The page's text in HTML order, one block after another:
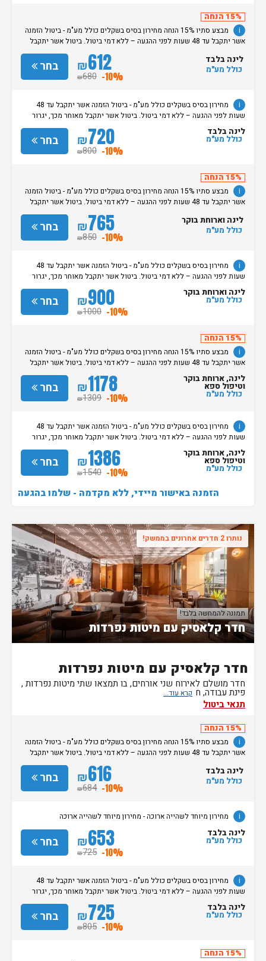
15% הנחה
i
מבצע סתיו 15% הנחה מחירון בסיס בשקלים כולל מע"מ - ביטול הזמנה
אשר יתקבל עד 48 שעות לפני ההגעה – ללא דמי ביטול. ביטול אשר יתקבל
מאוחר מכך, יגרור חיוב בסך 50% מעלות ההזמנה. אי הגעה ללא כל הודעה
מוקדמת תגרור חיוב בסך 100% מעלות ההזמנה. מדיניות קבלת/עזיבת חדרים:
שעת קבלת החדרים הינה החל מהשעה 15:00. בימי שבת / חג: קבלת חדרים
החל מצאת השבת/החג. שעת עזיבת חדרים בכל ימות השבוע עד השעה 11:00.
בחר ₪612
₪680 -10%
לינה בלבד
כולל מע"מ
i
מחירון בסיס בשקלים כולל מע"מ - ביטול הזמנה אשר יתקבל עד 48
שעות לפני ההגעה – ללא דמי ביטול. ביטול אשר יתקבל מאוחר מכך, יגרור
חיוב בסך 50% מעלות ההזמנה. אי הגעה ללא כל הודעה מוקדמת תגרור חיוב
בסך 100% מעלות ההזמנה. מדיניות קבלת/עזיבת חדרים: שעת קבלת החדרים
הינה החל מהשעה 15:00. בימי שבת / חג: קבלת חדרים החל מצאת
השבת/החג. שעת עזיבת חדרים בכל ימות השבוע עד השעה 11:00. בימי שבת/
בחר ₪720
₪800 -10%
לינה בלבד
כולל מע"מ
15% הנחה
i
מבצע סתיו 15% הנחה מחירון בסיס בשקלים כולל מע"מ - ביטול הזמנה
אשר יתקבל עד 48 שעות לפני ההגעה – ללא דמי ביטול. ביטול אשר יתקבל
מאוחר מכך, יגרור חיוב בסך 50% מעלות ההזמנה. אי הגעה ללא כל הודעה
מוקדמת תגרור חיוב בסך 100% מעלות ההזמנה. מדיניות קבלת/עזיבת חדרים:
שעת קבלת החדרים הינה החל מהשעה 15:00. בימי שבת / חג: קבלת חדרים
החל מצאת השבת/החג. שעת עזיבת חדרים בכל ימות השבוע עד השעה 11:00.
בחר ₪765
₪850 -10%
לינה וארוחת בוקר
כולל מע"מ
i
מחירון בסיס בשקלים כולל מע"מ - ביטול הזמנה אשר יתקבל עד 48
שעות לפני ההגעה – ללא דמי ביטול. ביטול אשר יתקבל מאוחר מכך, יגרור
חיוב בסך 50% מעלות ההזמנה. אי הגעה ללא כל הודעה מוקדמת תגרור חיוב
בסך 100% מעלות ההזמנה. מדיניות קבלת/עזיבת חדרים: שעת קבלת החדרים
הינה החל מהשעה 15:00. בימי שבת / חג: קבלת חדרים החל מצאת
השבת/החג. שעת עזיבת חדרים בכל ימות השבוע עד השעה 11:00. בימי שבת/
בחר ₪900
₪1000 -10%
לינה וארוחת בוקר
כולל מע"מ
15% הנחה
i
מבצע סתיו 15% הנחה מחירון בסיס בשקלים כולל מע"מ - ביטול הזמנה
אשר יתקבל עד 48 שעות לפני ההגעה – ללא דמי ביטול. ביטול אשר יתקבל
מאוחר מכך, יגרור חיוב בסך 50% מעלות ההזמנה. אי הגעה ללא כל הודעה
מוקדמת תגרור חיוב בסך 100% מעלות ההזמנה. מדיניות קבלת/עזיבת חדרים:
שעת קבלת החדרים הינה החל מהשעה 15:00. בימי שבת / חג: קבלת חדרים
החל מצאת השבת/החג. שעת עזיבת חדרים בכל ימות השבוע עד השעה 11:00.
בחר ₪1178
₪1309 -10%
לינה, ארוחת בוקר
וטיפול ספא
כולל מע"מ
i
מחירון בסיס בשקלים כולל מע"מ - ביטול הזמנה אשר יתקבל עד 48
שעות לפני ההגעה – ללא דמי ביטול. ביטול אשר יתקבל מאוחר מכך, יגרור
חיוב בסך 50% מעלות ההזמנה. אי הגעה ללא כל הודעה מוקדמת תגרור חיוב
בסך 100% מעלות ההזמנה. מדיניות קבלת/עזיבת חדרים: שעת קבלת החדרים
הינה החל מהשעה 15:00. בימי שבת / חג: קבלת חדרים החל מצאת
השבת/החג. שעת עזיבת חדרים בכל ימות השבוע עד השעה 11:00. בימי שבת/
בחר ₪1386
₪1540 -10%
לינה, ארוחת בוקר
וטיפול ספא
כולל מע"מ
הזמנה באישור מיידי, ללא מקדמה - שלמו בהגעה
נותרו 2 חדרים אחרונים בממשק!
חדר קלאסיק עם מיטות נפרדות
תמונה להמחשה בלבד!
חדר קלאסיק עם מיטות נפרדות
חדר מושלם לאירוח שני אורחים, בו תמצאו שתי מיטות נפרדות ,
פינת עבודה, ח
תנאי ביטול
15% הנחה
i
מבצע סתיו 15% הנחה מחירון בסיס בשקלים כולל מע"מ - ביטול הזמנה
אשר יתקבל עד 48 שעות לפני ההגעה – ללא דמי ביטול. ביטול אשר יתקבל
מאוחר מכך, יגרור חיוב בסך 50% מעלות ההזמנה. אי הגעה ללא כל הודעה
מוקדמת תגרור חיוב בסך 100% מעלות ההזמנה. מדיניות קבלת/עזיבת חדרים:
שעת קבלת החדרים הינה החל מהשעה 15:00. בימי שבת / חג: קבלת חדרים
החל מצאת השבת/החג. שעת עזיבת חדרים בכל ימות השבוע עד השעה 11:00.
בחר ₪616
₪684 -10%
לינה בלבד
כולל מע"מ
i מחירון מיוחד לשהייה ארוכה - מחירון מיוחד לשהייה ארוכה
בחר ₪653
₪725 -10%
לינה בלבד
כולל מע"מ
i
מחירון בסיס בשקלים כולל מע"מ - ביטול הזמנה אשר יתקבל עד 48
שעות לפני ההגעה – ללא דמי ביטול. ביטול אשר יתקבל מאוחר מכך, יגרור
חיוב בסך 50% מעלות ההזמנה. אי הגעה ללא כל הודעה מוקדמת תגרור חיוב
בסך 100% מעלות ההזמנה. מדיניות קבלת/עזיבת חדרים: שעת קבלת החדרים
הינה החל מהשעה 15:00. בימי שבת / חג: קבלת חדרים החל מצאת
השבת/החג. שעת עזיבת חדרים בכל ימות השבוע עד השעה 11:00. בימי שבת/
בחר ₪725
₪805 -10%
לינה בלבד
כולל מע"מ
15% הנחה